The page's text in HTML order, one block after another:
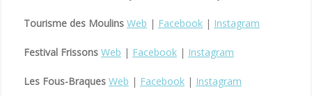
Tourisme des Moulins Web | Facebook | Instagram
Festival Frissons Web | Facebook | Instagram
Les Fous-Braques Web | Facebook | Instagram